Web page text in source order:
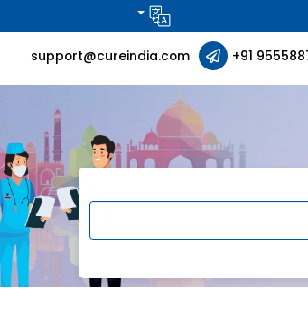
support@cureindia.com +91